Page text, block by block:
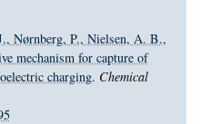
, Nørnberg, P., Nielsen, A. B.,
mechanism for capture of
charging. Chemical